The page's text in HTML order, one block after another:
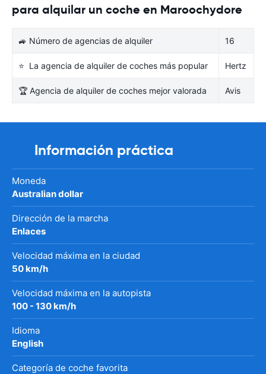
para alquilar un coche en Maroochydore
🚙 Número de agencias de alquiler 16
⭐ La agencia de alquiler de coches más popular Hertz
🏆 Agencia de alquiler de coches mejor valorada Avis
Información práctica
Moneda
Australian dollar
Dirección de la marcha
Enlaces
Velocidad máxima en la ciudad
50 km/h
Velocidad máxima en la autopista
100 - 130 km/h
Idioma
English
Categoría de coche favorita